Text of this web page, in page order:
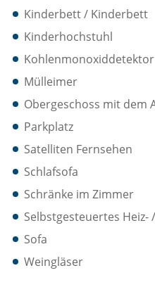
Kinderbett / Kinderbett
Kinderhochstuhl
Kohlenmonoxiddetektor
Mülleimer
Obergeschoss mit dem
Parkplatz
Satelliten Fernsehen
Schlafsofa
Schränke im Zimmer
Selbstgesteuertes Heiz-
Sofa
Weingläser